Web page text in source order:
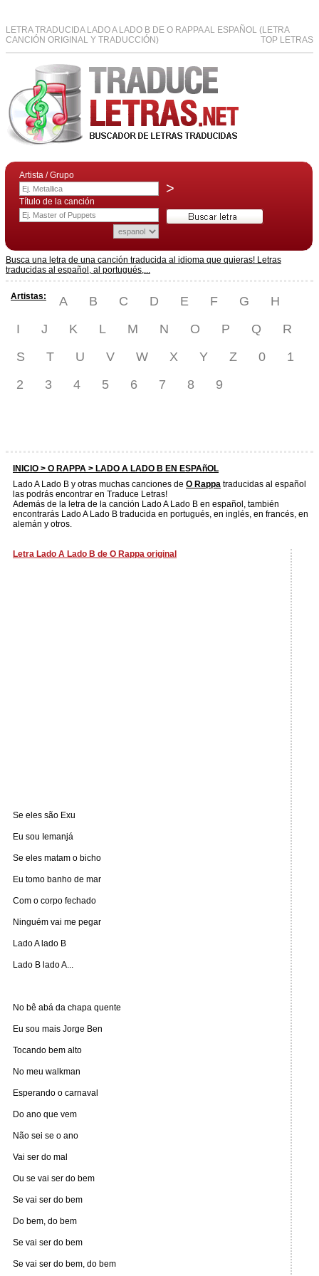
LETRA TRADUCIDA LADO A LADO B DE O RAPPA AL ESPAÑOL (LETRA
CANCIÓN ORIGINAL Y TRADUCCIÓN)
TOP LETRAS
Artista / Grupo
>
Título de la canción
Busca una letra de una canción traducida al idioma que quieras! Letras
traducidas al español, al portugués,...
Artistas: A B C D E F G
H
I
J K L M N O P Q
R
S
T U V W X Y Z 0
1
2
3 4 5 6 7 8 9
INICIO > O RAPPA > LADO A LADO B EN ESPAñOL
Lado A Lado B y otras muchas canciones de O Rappa traducidas al español
las podrás encontrar en Traduce Letras!
Además de la letra de la canción Lado A Lado B en español, también
encontrarás Lado A Lado B traducida en portugués, en inglés, en francés, en
alemán y otros.
Letra Lado A Lado B de O Rappa original
Se eles são Exu
Eu sou Iemanjá
Se eles matam o bicho
Eu tomo banho de mar
Com o corpo fechado
Ninguém vai me pegar
Lado A lado B
Lado B lado A...
No bê abá da chapa quente
Eu sou mais Jorge Ben
Tocando bem alto
No meu walkman
Esperando o carnaval
Do ano que vem
Não sei se o ano
Vai ser do mal
Ou se vai ser do bem
Se vai ser do bem
Do bem, do bem
Se vai ser do bem
Se vai ser do bem, do bem